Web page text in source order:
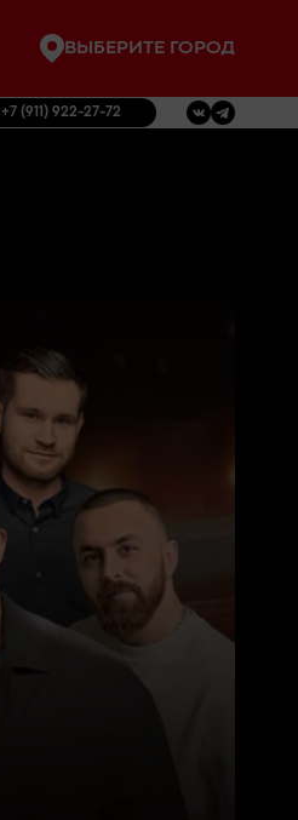
ВЫБЕРИТЕ ГОРОД
+7 (911) 922-27-72